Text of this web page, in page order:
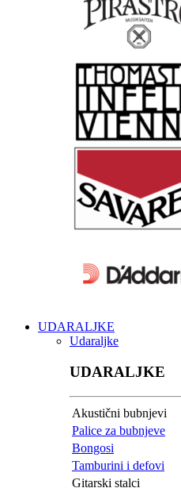
UDARALJKE
Udaraljke
UDARALJKE
Akustični bubnjevi
Palice za bubnjeve
Bongosi
Tamburini i defovi
Gitarski stalci